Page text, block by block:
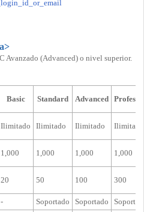
Avanzado (Advanced) o nivel superior.
Basic Standard Advanced
Ilimitado Ilimitado Ilimitado Ilimitado
1,000 1,000 1,000 1,000
20 50 100 300
- Soportado Soportado